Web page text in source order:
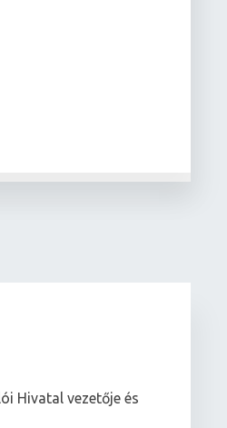
Hivatal vezetője és